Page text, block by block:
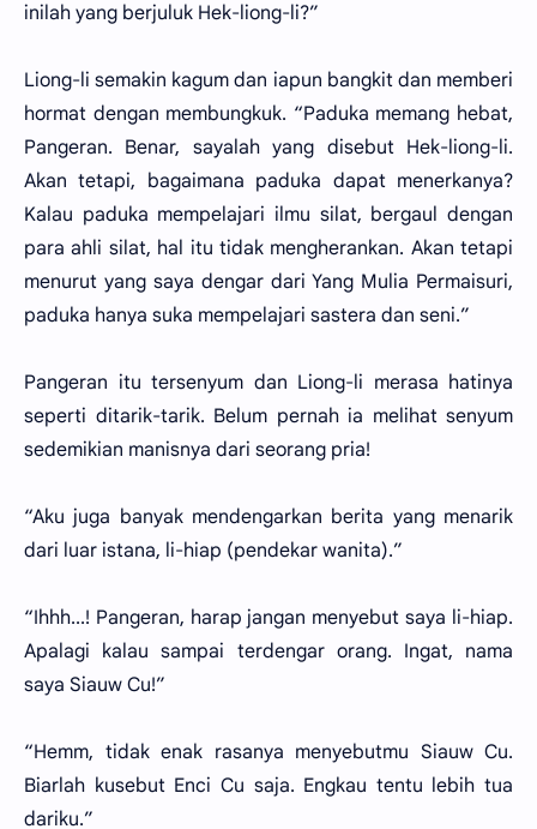
inilah yang berjuluk Hek-liong-li?”
Liong-li semakin kagum dan iapun bangkit dan memberi
hormat dengan membungkuk. “Paduka memang hebat,
Pangeran. Benar, sayalah yang disebut Hek-liong-li.
Akan tetapi, bagaimana paduka dapat menerkanya?
Kalau paduka mempelajari ilmu silat, bergaul dengan
para ahli silat, hal itu tidak mengherankan. Akan tetapi
menurut yang saya dengar dari Yang Mulia Permaisuri,
paduka hanya suka mempelajari sastera dan seni.”
Pangeran itu tersenyum dan Liong-li merasa hatinya
seperti ditarik-tarik. Belum pernah ia melihat senyum
sedemikian manisnya dari seorang pria!
“Aku juga banyak mendengarkan berita yang menarik
dari luar istana, li-hiap (pendekar wanita).”
“Ihhh...! Pangeran, harap jangan menyebut saya li-hiap.
Apalagi kalau sampai terdengar orang. Ingat, nama
saya Siauw Cu!”
“Hemm, tidak enak rasanya menyebutmu Siauw Cu.
Biarlah kusebut Enci Cu saja. Engkau tentu lebih tua
dariku.”